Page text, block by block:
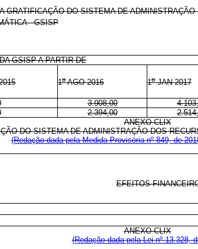
GRATIFICAÇÃO DO SISTEMA DE
- GSISP
GSISP A PARTIR DE
1oAGO 2016 1oJAN 2017
3.908,00
2.394,00
ANEXO CLIX
DO SISTEMA DE ADMINISTRAÇÃO DOS
(Redação dada pela Medida Provisória nº 849, de
EFEITOS
ANEXO CLIX
(Redação dada pela Lei nº 13.328,